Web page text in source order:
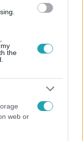
the
web or